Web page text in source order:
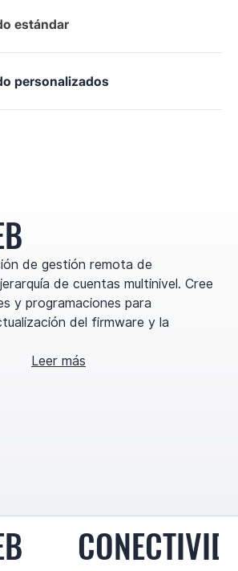
estándar
personalizados
de gestión remota de
de cuentas multinivel. Cree
y programaciones para
del firmware y la
Leer más